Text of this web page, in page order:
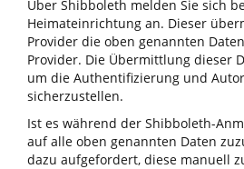
Über Shibboleth melden Sie sich
Heimateinrichtung an. Dieser
Provider die oben genannten
Provider. Die Übermittlung dieser
um die Authentifizierung und
sicherzustellen.
Ist es während der Shibboleth-
auf alle oben genannten Daten
dazu aufgefordert, diese manuell